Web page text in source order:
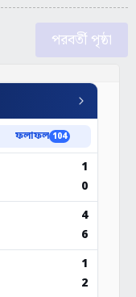
পরবর্তী পৃষ্ঠা